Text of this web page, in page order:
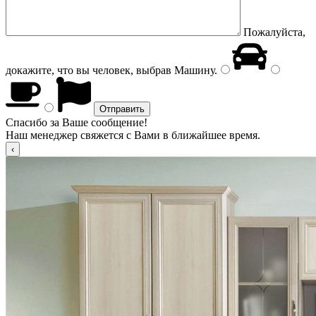
Пожалуйста,
докажите, что вы человек, выбрав Машину.
Спасибо за Ваше сообщение!
Наш менеджер свяжется с Вами в ближайшее время.